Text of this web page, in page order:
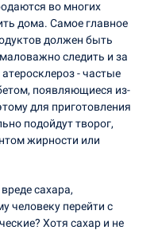
во многих
дома. Самое главное
должен быть
следить и за
- частые
появляющиеся из-
для приготовления
подойдут творог,
жирности или
сахара,
человеку перейти с
Хотя сахар и не